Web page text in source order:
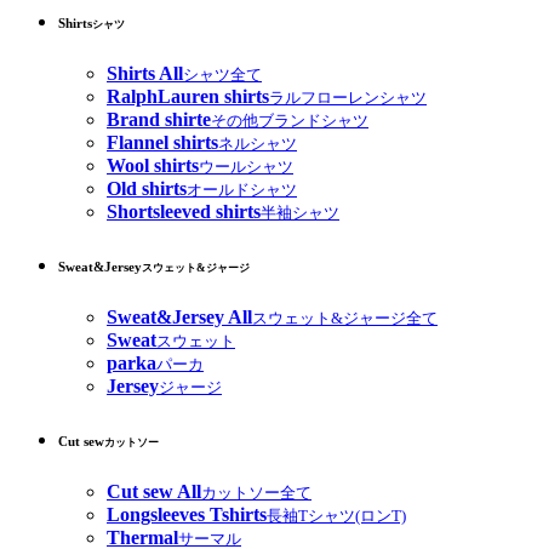
Shirtsシャツ
Shirts Allシャツ全て
RalphLauren shirtsラルフローレンシャツ
Brand shirteその他ブランドシャツ
Flannel shirtsネルシャツ
Wool shirtsウールシャツ
Old shirtsオールドシャツ
Shortsleeved shirts半袖シャツ
Sweat&Jerseyスウェット&ジャージ
Sweat&Jersey Allスウェット&ジャージ全て
Sweatスウェット
parkaパーカ
Jerseyジャージ
Cut sewカットソー
Cut sew Allカットソー全て
Longsleeves Tshirts長袖Tシャツ(ロンT)
Thermalサーマル